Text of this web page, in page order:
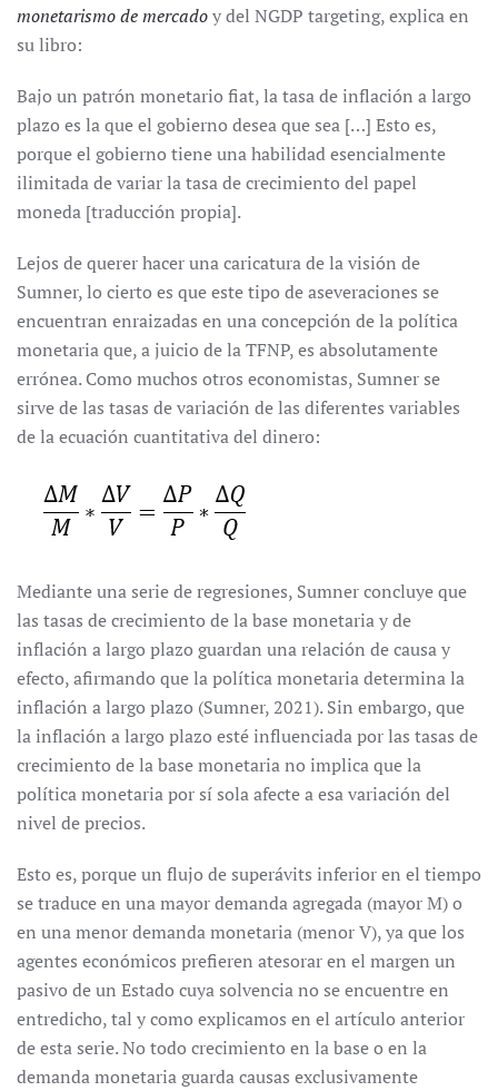
monetarismo de mercadoy del NGDP targeting, explica en
su libro:
Bajo un patrón monetario fiat, la tasa de inflación a largo
plazo es la que el gobierno desea que sea […] Esto es,
porque el gobierno tiene una habilidad esencialmente
ilimitada de variar la tasa de crecimiento del papel
moneda [traducción propia].
Lejos de querer hacer una caricatura de la visión de
Sumner, lo cierto es que este tipo de aseveraciones se
encuentran enraizadas en una concepción de la política
monetaria que, a juicio de la TFNP, es absolutamente
errónea. Como muchos otros economistas, Sumner se
sirve de las tasas de variación de las diferentes variables
de la ecuación cuantitativa del dinero:
Mediante una serie de regresiones, Sumner concluye que
las tasas de crecimiento de la base monetaria y de
inflación a largo plazo guardan una relación de causa y
efecto, afirmando que la política monetaria determina la
inflación a largo plazo (Sumner, 2021). Sin embargo, que
la inflación a largo plazo esté influenciada por las tasas de
crecimiento de la base monetaria no implica que la
política monetaria por sí sola afecte a esa variación del
nivel de precios.
Esto es, porque un flujo de superávits inferior en el tiempo
se traduce en una mayor demanda agregada (mayor M) o
en una menor demanda monetaria (menor V), ya que los
agentes económicos prefieren atesorar en el margen un
pasivo de un Estado cuya solvencia no se encuentre en
entredicho, tal y como explicamos en el artículo anterior
de esta serie. No todo crecimiento en la base o en la
demanda monetaria guarda causas exclusivamente